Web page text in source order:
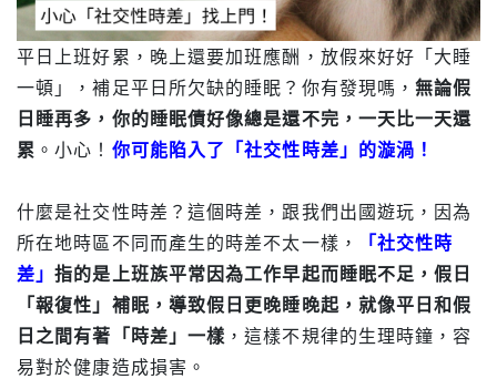
平日上班好累，晚上還要加班應酬，放假來好好「大睡
一頓」，補足平日所欠缺的睡眠？你有發現嗎，無論假
日睡再多，你的睡眠債好像總是還不完，一天比一天還
累 。小心！ 你可能陷入了「社交性時差」的漩渦！
什麼是社交性時差？這個時差，跟我們出國遊玩，因為
所在地時區不同而產生的時差不太一樣，
「社交性時
差」指的是上班族平常因為工作早起而睡眠不足，假日
「報復性」補眠，導致假日更晚睡晚起，就像平日和假
日之間有著「時差」一樣 ，這樣不規律的生理時鐘，容
易對於健康造成損害。